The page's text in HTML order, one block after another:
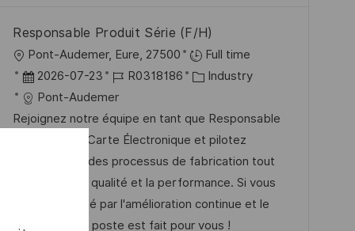
Responsable Produit Série (F/H)
O
r
t
Pont-Audemer, Eure, 27500
Full time
D
a
t
2026-07-23
J
o
b
-
I
D
R0318186
K
t
e
g
o
r
i
Industry
Pont-Audemer
Rejoignez notre équipe en tant que Responsable
Produit Série Carte Électronique et pilotez
l'optimisation des processus de fabrication tout
en assurant la qualité et la performance. Si vous
êtes passionné par l'amélioration continue et le
leadership, ce poste est fait pour vous !